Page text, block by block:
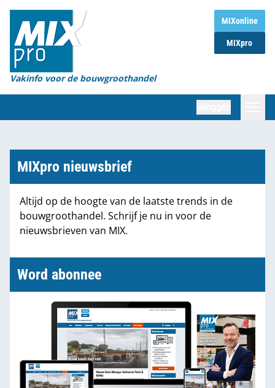
MIXonline
MIXpro
Vakinfo voor de bouwgroothandel
Home
Magazines
Organisaties
Marktcijfers
Partners
MIXpro nieuwsbrief
Altijd op de hoogte van de laatste trends in de
bouwgroothandel. Schrijf je nu in voor de
nieuwsbrieven van MIX.
Word abonnee